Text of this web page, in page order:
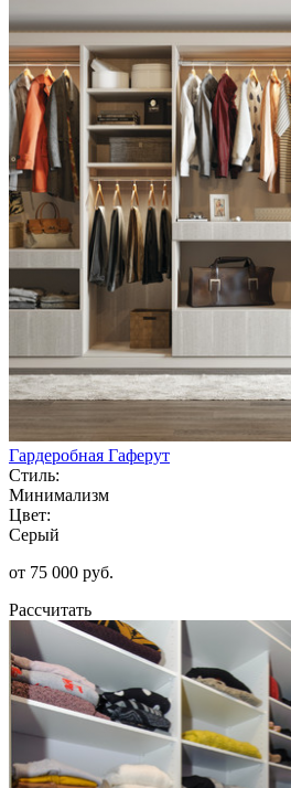
Гардеробная Гаферут
Стиль:
Минимализм
Цвет:
Серый
от 75 000 руб.
Рассчитать